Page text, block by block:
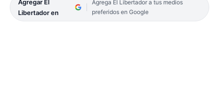
Agregar El
Libertador en
Agrega El Libertador a tus medios
preferidos en Google